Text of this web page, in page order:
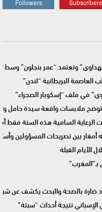
Subscribers
Followers
وتعتمد “عمر بنجلون”
البريطانية “لندن”
في ملف “إسكوبار الصحراء”
ملابسات واقعة سيدة حامل
السامية هذه السنة فقط
أمغار بين تصريحات المسؤولين
القبلة
ضارة بالصحة والبحث يكشف عن
الإسباني نتيجة أحداث “سبتة”